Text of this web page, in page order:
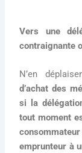
Vers une
contraignante
N’en
d’achat des
si la
tout moment
emprunteur à